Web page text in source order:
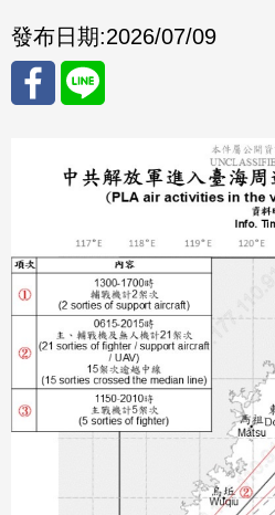
發布日期:2026/07/09
eBo
ok
至